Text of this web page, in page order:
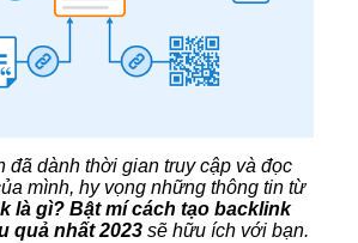
đã dành thời gian truy cập và đọc
mình, hy vọng những thông tin từ
là gì? Bật mí cách tạo backlink
quả nhất 2023sẽ hữu ích với bạn.